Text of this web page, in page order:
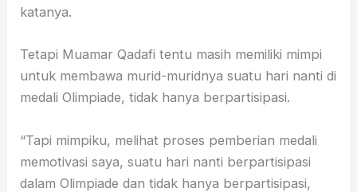
katanya.
Tetapi Muamar Qadafi tentu masih memiliki mimpi
untuk membawa murid-muridnya suatu hari nanti di
medali Olimpiade, tidak hanya berpartisipasi.
“Tapi mimpiku, melihat proses pemberian medali
memotivasi saya, suatu hari nanti berpartisipasi
dalam Olimpiade dan tidak hanya berpartisipasi,